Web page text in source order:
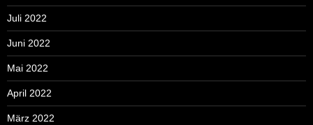
Juli 2022
Juni 2022
Mai 2022
April 2022
März 2022